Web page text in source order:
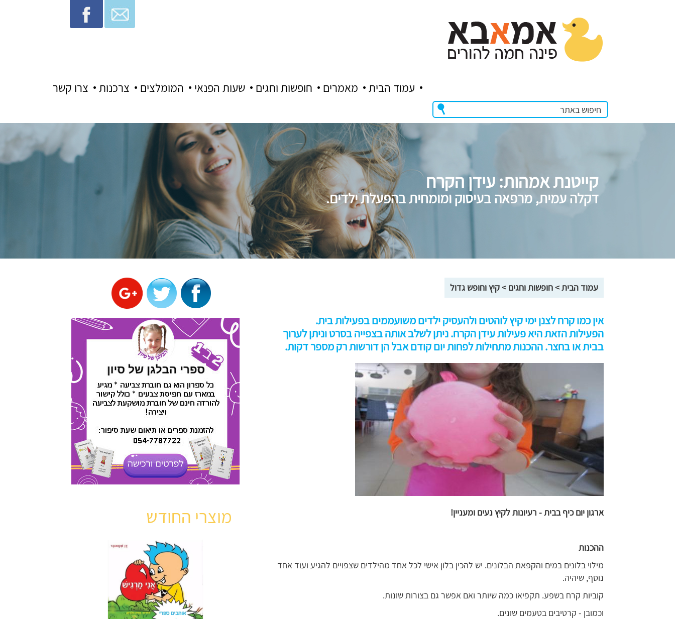
צרו קשר צרכנות המומלצים שעות הפנאי חופשות וחגים מאמרים עמוד הבית
קייטנת אמהות: עידן הקרח
דקלה עמית, מרפאה בעיסוק ומומחית בהפעלת ילדים.
עמוד הבית>חופשות וחגים >קיץ וחופש גדול
אין כמו קרח לצנן ימי קיץ לוהטים ולהעסיק ילדים משועממים בפעילות בית.
הפעילות הזאת היא פעילות עידן הקרח. ניתן לשלב אותה בצפייה בסרט וניתן לערוך
בבית או בחצר. ההכנות מתחילות לפחות יום קודם אבל הן דורשות רק מספר דקות.
ארגון יום כיף בבית - רעיונות לקיץ נעים ומעניין!
ההכנות
מילוי בלונים במים והקפאת הבלונים. יש להכין בלון אישי לכל אחד מהילדים שצפויים להגיע ועוד אחד
נוסף, שיהיה.
קוביות קרח בשפע. תקפיאו כמה שיותר ואם אפשר גם בצורות שונות.
וכמובן - קרטיבים בטעמים שונים.
מוצרי החודש